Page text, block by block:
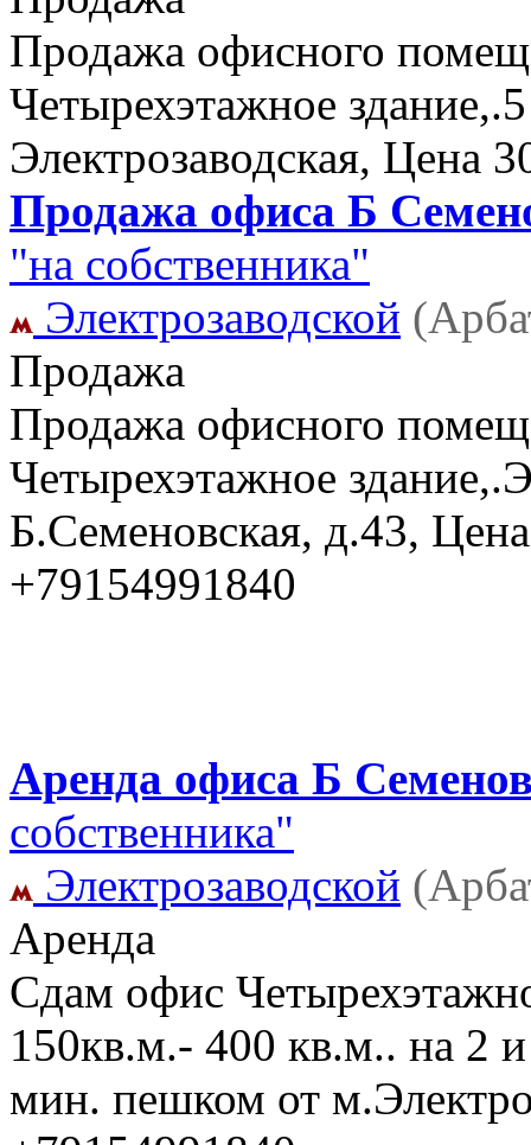
Продажа офисного
Четырехэтажное
Электрозаводская, Цена
Продажа офиса Б
"на собственника"
Электрозаводской
Продажа
Продажа офисного
Четырехэтажное
Б.Семеновская, д.43,
+79154991840
Аренда офиса Б
собственника"
Электрозаводской
Аренда
Сдам офис
150кв.м.- 400 кв.м.. на 2
мин. пешком от